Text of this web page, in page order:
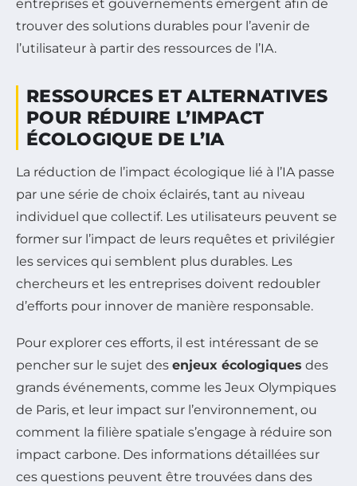
entreprises et gouvernements émergent afin de
trouver des solutions durables pour l’avenir de
l’utilisateur à partir des ressources de l’IA.
RESSOURCES ET ALTERNATIVES
POUR RÉDUIRE L’IMPACT
ÉCOLOGIQUE DE L’IA
La réduction de l’impact écologique lié à l’IA passe
par une série de choix éclairés, tant au niveau
individuel que collectif. Les utilisateurs peuvent se
former sur l’impact de leurs requêtes et privilégier
les services qui semblent plus durables. Les
chercheurs et les entreprises doivent redoubler
d’efforts pour innover de manière responsable.
Pour explorer ces efforts, il est intéressant de se
pencher sur le sujet des enjeux écologiques des
grands événements, comme les Jeux Olympiques
de Paris, et leur impact sur l’environnement, ou
comment la filière spatiale s’engage à réduire son
impact carbone. Des informations détaillées sur
ces questions peuvent être trouvées dans des